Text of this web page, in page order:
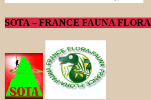
SOTA – FRANCE FAUNA FLORA